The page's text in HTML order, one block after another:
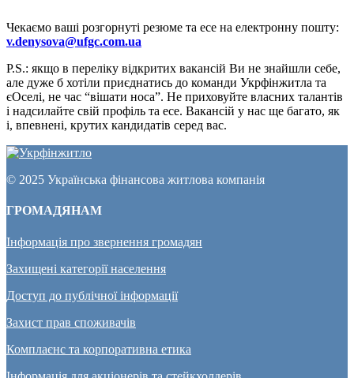
Чекаємо ваші розгорнуті резюме та есе на електронну пошту:
v.denysova@ufgc.com.ua
P.S.: якщо в переліку відкритих вакансій Ви не знайшли себе,
але дуже б хотіли приєднатись до команди Укрфінжитла та
єОселі, не час “вішати носа”. Не приховуйте власних талантів
і надсилайте свій профіль та есе. Вакансій у нас ще багато, як
і, впевнені, крутих кандидатів серед вас.
© 2025 Українська фінансова житлова компанія
ГРОМАДЯНАМ
Інформація про звернення громадян
Захищені категорії населення
Доступ до публічної інформації
Захист прав споживачів
Комплаєнс та корпоративна етика